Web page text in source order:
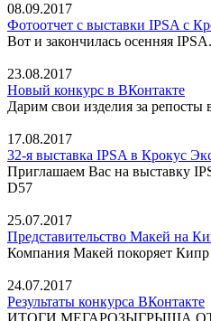
08.09.2017
Фотоотчет с выставки IPSA с
Вот и закончилась осенняя
23.08.2017
Новый конкурс в ВКонтакте
Дарим свои изделия за репосты
17.08.2017
32-я выставка IPSA в Крокус
Приглашаем Вас на выставку
D57
25.07.2017
Представительство Макей на
Компания Макей покоряет Кипр
24.07.2017
Результаты конкурса ВКонтакте
ИТОГИ МЕГАРОЗЫГРЫША